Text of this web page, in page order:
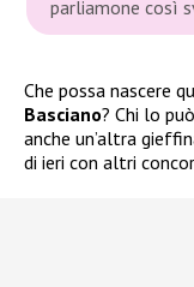
parliamone così
Che possa nascere
Basciano? Chi lo
anche un’altra
di ieri con altri